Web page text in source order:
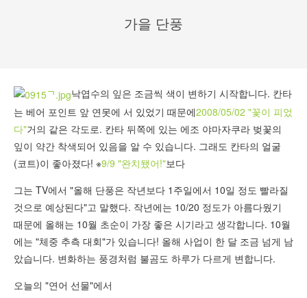
가을 단풍
낙엽수의 잎은 조금씩 색이 변하기 시작합니다. 칸타
는 베어 포인트 앞 연못에 서 있었기 때문에2008/05/02 "꽃이 피었
다"거의 같은 각도로. 칸타 뒤쪽에 있는 에조 야마자쿠라 벚꽃의
잎이 약간 착색되어 있음을 알 수 있습니다. 그래도 칸타의 얼굴
(코트)이 좋아졌다! ※9/9 "완치됐어!"보다
그는 TV에서 "올해 단풍은 작년보다 1주일에서 10일 정도 빨라질
것으로 예상된다"고 말했다. 작년에는 10/20 정도가 아름다웠기
때문에 올해는 10월 초순이 가장 좋은 시기라고 생각합니다. 10월
에는 "체중 추측 대회"가 있습니다! 올해 사업이 한 달 조금 넘게 남
았습니다. 변화하는 풍경처럼 불곰도 하루가 다르게 변합니다.
오늘의 "연어 선물"에서